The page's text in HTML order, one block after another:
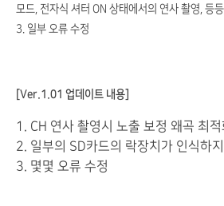
모드, 전자식 셔터 ON 상태에서의 연사 촬영, 등
3. 일부 오류 수정
[Ver.1.01 업데이트 내용]
1. CH 연사 촬영시 노출 보정 왜곡 최
2. 일부의 SD카드의 락장치가 인식하
3. 몇몇 오류 수정